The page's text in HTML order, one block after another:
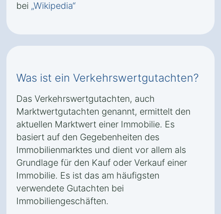
bei „Wikipedia“
Was ist ein Verkehrswertgutachten?
Das Verkehrswertgutachten, auch
Marktwertgutachten genannt, ermittelt den
aktuellen Marktwert einer Immobilie. Es
basiert auf den Gegebenheiten des
Immobilienmarktes und dient vor allem als
Grundlage für den Kauf oder Verkauf einer
Immobilie. Es ist das am häufigsten
verwendete Gutachten bei
Immobiliengeschäften.